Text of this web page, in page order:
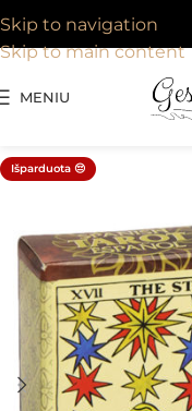
Skip to navigation
Skip to main content
MENIU
Išparduota 😔